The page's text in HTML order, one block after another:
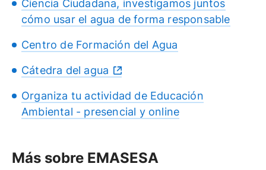
Ciencia Ciudadana, investigamos juntos
cómo usar el agua de forma responsable
Centro de Formación del Agua
Cátedra del agua
Organiza tu actividad de Educación
Ambiental - presencial y online
Más sobre EMASESA